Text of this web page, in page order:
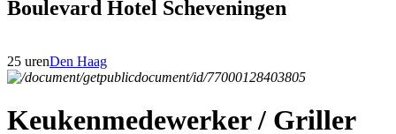
Boulevard Hotel Scheveningen
25 urenDen Haag
Keukenmedewerker / Griller